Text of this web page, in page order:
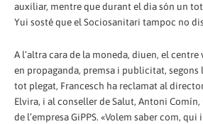
auxiliar, mentre que durant el dia són un
Yui sosté que el Sociosanitari tampoc no
A l’altra cara de la moneda, diuen, el centre
en propaganda, premsa i publicitat, segons
tot plegat, Francesch ha reclamat al
Elvira, i al conseller de Salut, Antoni
de l’empresa GiPPS. «Volem saber com, qui